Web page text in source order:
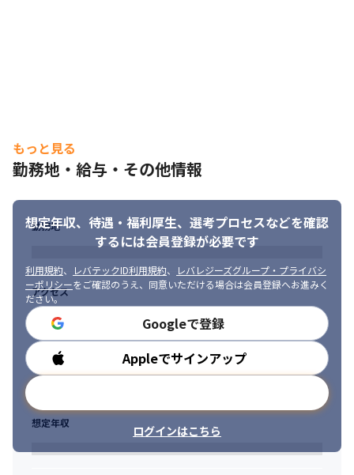
もっと見る
勤務地・給与・その他情報
想定年収、待遇・福利厚生、 選考プロセスなどを確認
するには会員登録が必要です
利用規約、 レバテックID利用規約、
レバレジーズグループ・プライバシ
ーポリシーをご確認のうえ、同意いただける場合は会員登録へお進みく
ださい。
Googleで登録
Appleでサインアップ
ログインはこちら
勤務地
アクセス
勤務時間
想定年収